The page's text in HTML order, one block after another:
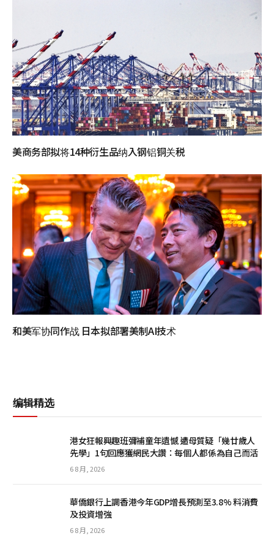
美商务部拟将14种衍生品纳入钢铝铜关税
和美军协同作战 日本拟部署美制AI技术
编辑精选
港女狂報興趣班彌補童年遺憾 遭母質疑「幾廿歲人
先學」1句回應獲網民大讚：每個人都係為自己而活
6 8 月, 2026
華僑銀行上調香港今年GDP增長預測至3.8% 料消費
及投資增強
6 8 月, 2026